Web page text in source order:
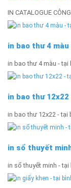
IN CATALOGUE
in bao thư 4
in bao thư 4 màu -
in bao thư
in bao thư 12x22 - tại
in sổ thuyết
in sổ thuyết minh -